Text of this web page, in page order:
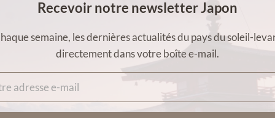
Recevoir notre newsletter Japon
semaine, les dernières actualités du pays du soleil-
directement dans votre boîte e-mail.